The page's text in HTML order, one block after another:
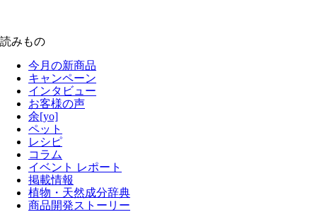
読みもの
今月の新商品
キャンペーン
インタビュー
お客様の声
余[yo]
ペット
レシピ
コラム
イベント レポート
掲載情報
植物・天然成分辞典
商品開発ストーリー